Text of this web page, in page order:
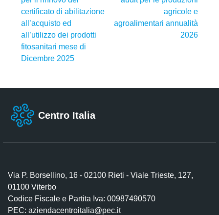
certificato di abilitazione
all’acquisto ed
all’utilizzo dei prodotti
fitosanitari mese di
Dicembre 2025
agricole e
agroalimentari annualità
2026
Centro Italia
Via P. Borsellino, 16 - 02100 Rieti - Viale Trieste, 127,
01100 Viterbo
Codice Fiscale e Partita Iva: 00987490570
PEC: aziendacentroitalia@pec.it